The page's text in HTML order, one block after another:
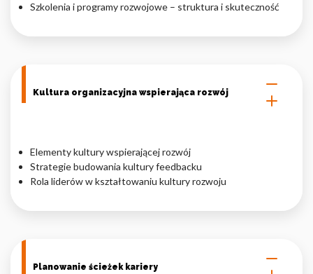
Szkolenia i programy rozwojowe – struktura i skuteczność
Kultura organizacyjna wspierająca rozwój
Elementy kultury wspierającej rozwój
Strategie budowania kultury feedbacku
Rola liderów w kształtowaniu kultury rozwoju
Planowanie ścieżek kariery